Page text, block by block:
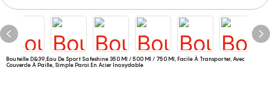
Bouteille D&39;eau De Sport Safeshine 350 Ml / 500 Ml / 750 Ml, Facile À Transporter, Avec
Couvercle À Paille, Simple Paroi En Acier Inoxydable